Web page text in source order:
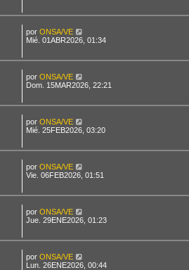
por ONSA/VE
Mié. 01ABR2026, 01:34
por ONSA/VE
Dom. 15MAR2026, 22:21
por ONSA/VE
Mié. 25FEB2026, 03:20
por ONSA/VE
Vie. 06FEB2026, 01:51
por ONSA/VE
Jue. 29ENE2026, 01:23
por ONSA/VE
Lun. 26ENE2026, 00:44